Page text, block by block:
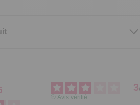
3
Avis vérifié